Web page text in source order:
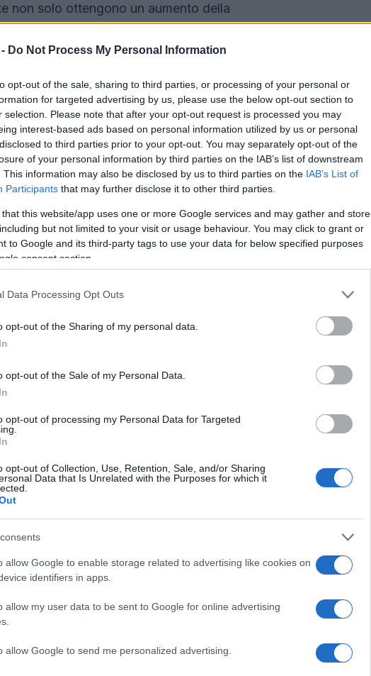
Do Not Process My Personal Information
opt-out of the sale, sharing to third parties, or processing of your personal or
for targeted advertising by us, please use the below opt-out section to
selection. Please note that after your opt-out request is processed you may
interest-based ads based on personal information utilized by us or personal
to third parties prior to your opt-out. You may separately opt-out of the
of your personal information by third parties on the IAB’s list of downstream
This information may also be disclosed by us to third parties on the IAB’s List of
Participants that may further disclose it to other third parties.
that this website/app uses one or more Google services and may gather and store
but not limited to your visit or usage behaviour. You may click to grant or
to Google and its third-party tags to use your data for below specified purposes
consent section.
Data Processing Opt Outs
opt-out of the Sharing of my personal data.
opt-out of the Sale of my Personal Data.
opt-out of processing my Personal Data for Targeted
opt-out of Collection, Use, Retention, Sale, and/or Sharing
Data that Is Unrelated with the Purposes for which it
allow Google to enable storage related to advertising like cookies on
identifiers in apps.
allow my user data to be sent to Google for online advertising
allow Google to send me personalized advertising.
non solo ottengono un aumento della
delle loro conversioni. In questo
ogni fase di questo viaggio, dallo
per massimizzare il ritorno sugli
journey
significativo nel modo in cui i
ogni interazione viene misurata e analizzata
sono più semplici destinatari di messaggi
e coinvolgenti. Ma cosa significa
all’emergere di nuove strategie che si
percorso del cliente.
di attribuzione più sofisticati per
nel guidare le conversioni. Ad
di attribuire il giusto valore a ciascun
migliorando così la pianificazione delle